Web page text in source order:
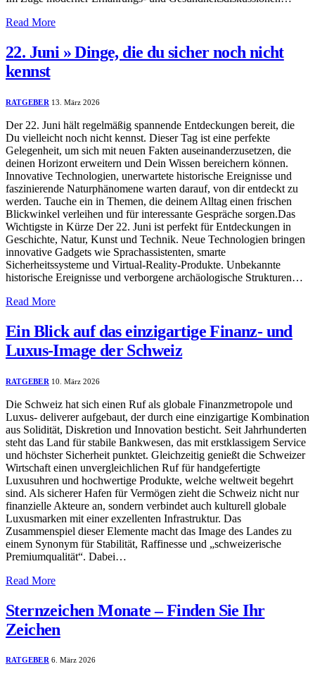
Read More
22. Juni » Dinge, die du sicher noch nicht
kennst
RATGEBER 13. März 2026
Der 22. Juni hält regelmäßig spannende Entdeckungen bereit, die
Du vielleicht noch nicht kennst. Dieser Tag ist eine perfekte
Gelegenheit, um sich mit neuen Fakten auseinanderzusetzen, die
deinen Horizont erweitern und Dein Wissen bereichern können.
Innovative Technologien, unerwartete historische Ereignisse und
faszinierende Naturphänomene warten darauf, von dir entdeckt zu
werden. Tauche ein in Themen, die deinem Alltag einen frischen
Blickwinkel verleihen und für interessante Gespräche sorgen.Das
Wichtigste in Kürze Der 22. Juni ist perfekt für Entdeckungen in
Geschichte, Natur, Kunst und Technik. Neue Technologien bringen
innovative Gadgets wie Sprachassistenten, smarte
Sicherheitssysteme und Virtual-Reality-Produkte. Unbekannte
historische Ereignisse und verborgene archäologische Strukturen…
Read More
Ein Blick auf das einzigartige Finanz- und
Luxus-Image der Schweiz
RATGEBER 10. März 2026
Die Schweiz hat sich einen Ruf als globale Finanzmetropole und
Luxus- deliverer aufgebaut, der durch eine einzigartige Kombination
aus Solidität, Diskretion und Innovation besticht. Seit Jahrhunderten
steht das Land für stabile Bankwesen, das mit erstklassigem Service
und höchster Sicherheit punktet. Gleichzeitig genießt die Schweizer
Wirtschaft einen unvergleichlichen Ruf für handgefertigte
Luxusuhren und hochwertige Produkte, welche weltweit begehrt
sind. Als sicherer Hafen für Vermögen zieht die Schweiz nicht nur
finanzielle Akteure an, sondern verbindet auch kulturell globale
Luxusmarken mit einer exzellenten Infrastruktur. Das
Zusammenspiel dieser Elemente macht das Image des Landes zu
einem Synonym für Stabilität, Raffinesse und „schweizerische
Premiumqualität“. Dabei…
Read More
Sternzeichen Monate – Finden Sie Ihr
Zeichen
RATGEBER 6. März 2026